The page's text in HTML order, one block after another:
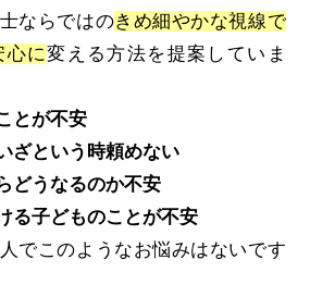
ならではのきめ細やかな視線で
心に変える方法を提案していま
とが不安
ざという時頼めない
どうなるのか不安
る子どものことが不安
でこのようなお悩みはないです